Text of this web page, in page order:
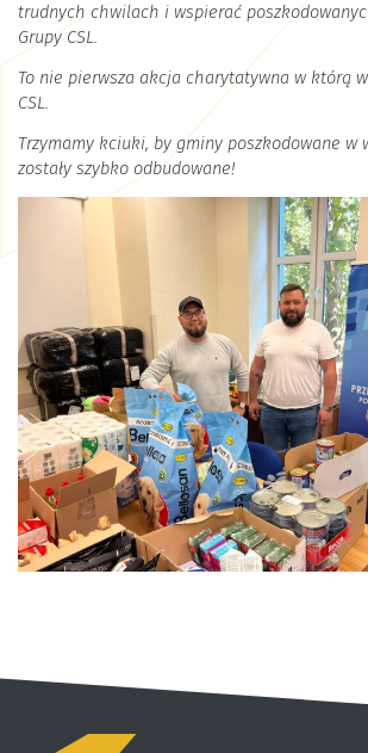
trudnych chwilach i wspierać
Grupy CSL.
To nie pierwsza akcja charytatywna w którą
CSL.
Trzymamy kciuki, by gminy poszkodowane w
zostały szybko odbudowane!